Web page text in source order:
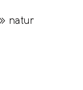
natur